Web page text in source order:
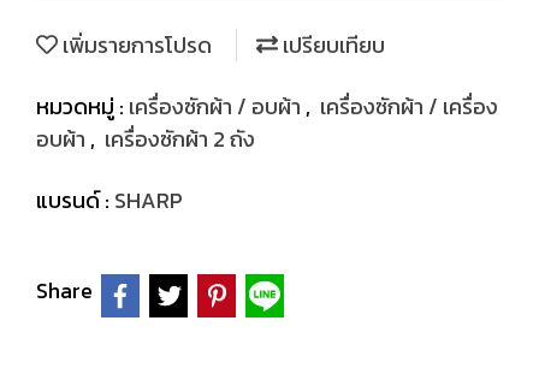
เพิ่มรายการโปรด
เปรียบเทียบ
หมวดหมู่ : เครื่องซักผ้า / อบผ้า , เครื่องซักผ้า / เครื่อง
อบผ้า , เครื่องซักผ้า 2 ถัง
แบรนด์ : SHARP
Share